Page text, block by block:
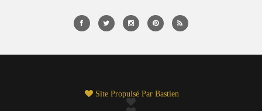
Site Propulsé Par Bastien